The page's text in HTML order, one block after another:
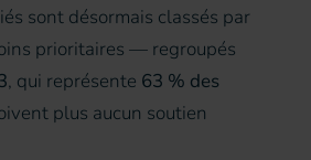
sont désormais classés par
prioritaires — regroupés
, qui représente 63 % des
plus aucun soutien